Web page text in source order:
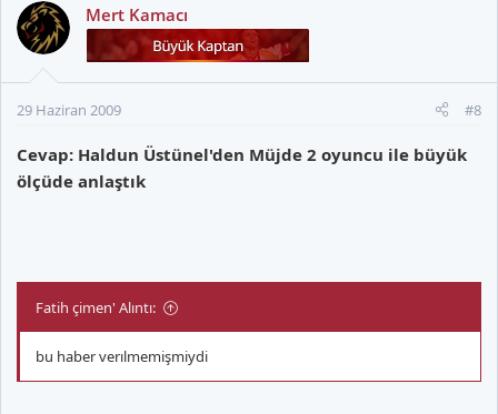
Mert Kamacı
29 Haziran 2009 #8
Cevap: Haldun Üstünel'den Müjde 2 oyuncu ile büyük
ölçüde anlaştık
Fatih çimen' Alıntı:
bu haber verılmemişmiydi